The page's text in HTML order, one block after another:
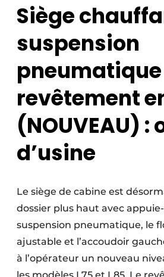
Siège
suspension
revêtement
(NOUVEAU) :
d’usine
Le siège de cabine est
dossier plus haut avec
suspension pneumatique, le
ajustable et l’accoudoir
à l’opérateur un nouveau